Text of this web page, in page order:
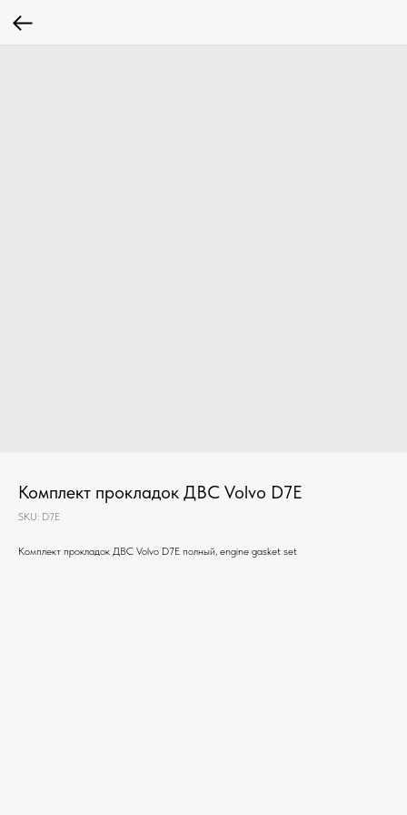
Комплект прокладок ДВС Volvo D7E
SKU: D7E
Комплект прокладок ДВС Volvo D7E полный, engine gasket set